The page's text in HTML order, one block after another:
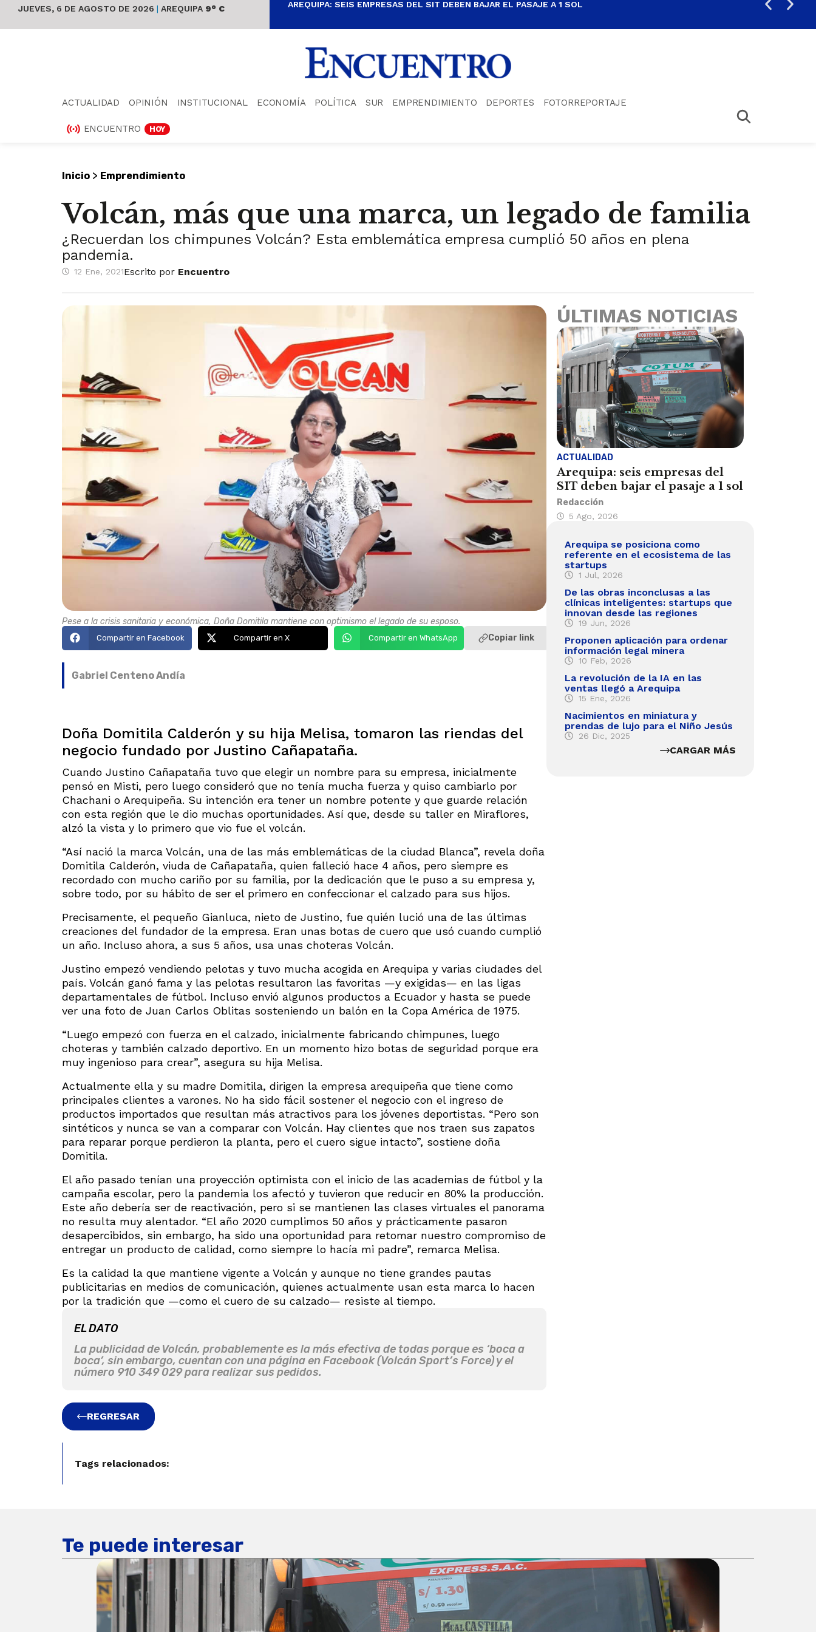
JUEVES, 6 DE AGOSTO DE 2026 | AREQUIPA 9° C AREQUIPA: SEIS EMPRESAS DEL SIT DEBEN BAJAR EL PASAJE A 1 SOL
ACTUALIDAD OPINIÓN INSTITUCIONAL ECONOMÍA POLÍTICA SUR EMPRENDIMIENTO DEPORTES FOTORREPORTAJE
ENCUENTRO HOY
Inicio > Emprendimiento
Volcán, más que una marca, un legado de familia
¿Recuerdan los chimpunes Volcán? Esta emblemática empresa cumplió 50 años en plena
pandemia.
12 Ene, 2021Escrito por Encuentro
Pese a la crisis sanitaria y económica, Doña Domitila mantiene con optimismo el legado de su esposo.
Compartir en Facebook Compartir en X Compartir en WhatsApp Copiar link
Gabriel Centeno Andía
Doña Domitila Calderón y su hija Melisa, tomaron las riendas del
negocio fundado por Justino Cañapataña.
Cuando Justino Cañapataña tuvo que elegir un nombre para su empresa, inicialmente
pensó en Misti, pero luego consideró que no tenía mucha fuerza y quiso cambiarlo por
Chachani o Arequipeña. Su intención era tener un nombre potente y que guarde relación
con esta región que le dio muchas oportunidades. Así que, desde su taller en Miraflores,
alzó la vista y lo primero que vio fue el volcán.
“Así nació la marca Volcán, una de las más emblemáticas de la ciudad Blanca”, revela doña
Domitila Calderón, viuda de Cañapataña, quien falleció hace 4 años, pero siempre es
recordado con mucho cariño por su familia, por la dedicación que le puso a su empresa y,
sobre todo, por su hábito de ser el primero en confeccionar el calzado para sus hijos.
Precisamente, el pequeño Gianluca, nieto de Justino, fue quién lució una de las últimas
creaciones del fundador de la empresa. Eran unas botas de cuero que usó cuando cumplió
un año. Incluso ahora, a sus 5 años, usa unas choteras Volcán.
Justino empezó vendiendo pelotas y tuvo mucha acogida en Arequipa y varias ciudades del
país. Volcán ganó fama y las pelotas resultaron las favoritas —y exigidas— en las ligas
departamentales de fútbol. Incluso envió algunos productos a Ecuador y hasta se puede
ver una foto de Juan Carlos Oblitas sosteniendo un balón en la Copa América de 1975.
“Luego empezó con fuerza en el calzado, inicialmente fabricando chimpunes, luego
choteras y también calzado deportivo. En un momento hizo botas de seguridad porque era
muy ingenioso para crear”, asegura su hija Melisa.
Actualmente ella y su madre Domitila, dirigen la empresa arequipeña que tiene como
principales clientes a varones. No ha sido fácil sostener el negocio con el ingreso de
productos importados que resultan más atractivos para los jóvenes deportistas. “Pero son
sintéticos y nunca se van a comparar con Volcán. Hay clientes que nos traen sus zapatos
para reparar porque perdieron la planta, pero el cuero sigue intacto”, sostiene doña
Domitila.
El año pasado tenían una proyección optimista con el inicio de las academias de fútbol y la
campaña escolar, pero la pandemia los afectó y tuvieron que reducir en 80% la producción.
Este año debería ser de reactivación, pero si se mantienen las clases virtuales el panorama
no resulta muy alentador. “El año 2020 cumplimos 50 años y prácticamente pasaron
desapercibidos, sin embargo, ha sido una oportunidad para retomar nuestro compromiso de
entregar un producto de calidad, como siempre lo hacía mi padre”, remarca Melisa.
Es la calidad la que mantiene vigente a Volcán y aunque no tiene grandes pautas
publicitarias en medios de comunicación, quienes actualmente usan esta marca lo hacen
por la tradición que —como el cuero de su calzado— resiste al tiempo.
EL DATO
La publicidad de Volcán, probablemente es la más efectiva de todas porque es ‘boca a
boca’, sin embargo, cuentan con una página en Facebook (Volcán Sport’s Force) y el
número 910 349 029 para realizar sus pedidos.
REGRESAR
Tags relacionados:
ÚLTIMAS NOTICIAS
ACTUALIDAD
Arequipa: seis empresas del
SIT deben bajar el pasaje a 1 sol
Redacción
5 Ago, 2026
Arequipa se posiciona como
referente en el ecosistema de las
startups
1 Jul, 2026
De las obras inconclusas a las
clínicas inteligentes: startups que
innovan desde las regiones
19 Jun, 2026
Proponen aplicación para ordenar
información legal minera
10 Feb, 2026
La revolución de la IA en las
ventas llegó a Arequipa
15 Ene, 2026
Nacimientos en miniatura y
prendas de lujo para el Niño Jesús
26 Dic, 2025
CARGAR MÁS
Te puede interesar